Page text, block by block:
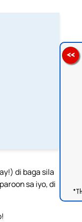
di baga sila
sa iyo, di
<<